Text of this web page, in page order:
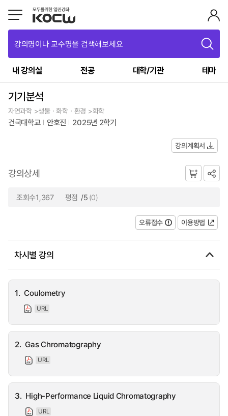
강의명이나 교수명을 검색해보세요
내 강의실 전공 대학/기관 테마
기기분석
자연과학 >생물ㆍ화학ㆍ환경 >화학
건국대학교 안호진 2025년 2학기
강의계획서
강의상세
조회수1,367 평점 /5 (0)
오류접수 이용방법
차시별 강의
1. Coulometry
URL
2. Gas Chromatography
URL
3. High-Performance Liquid Chromatography
URL